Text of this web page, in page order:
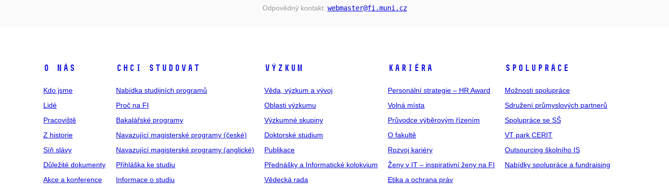
Odpovědný kontakt: webmaster@fi .muni .cz
O NÁS
Kdo jsme
Lidé
Pracoviště
Z historie
Síň slávy
Důležité dokumenty
Akce a konference
CHCI STUDOVAT
Nabídka studijních programů
Proč na FI
Bakalářské programy
Navazující magisterské programy (české)
Navazující magisterské programy (anglické)
Přihláška ke studiu
Informace o studiu
VÝZKUM
Věda, výzkum a vývoj
Oblasti výzkumu
Výzkumné skupiny
Doktorské studium
Publikace
Přednášky a Informatické kolokvium
Vědecká rada
KARIÉRA
Personální strategie – HR Award
Volná místa
Průvodce výběrovým řízením
O fakultě
Rozvoj kariéry
Ženy v IT – inspirativní ženy na FI
Etika a ochrana práv
SPOLUPRÁCE
Možnosti spolupráce
Sdružení průmyslových partnerů
Spolupráce se SŠ
VT park CERIT
Outsourcing školního IS
Nabídky spolupráce a fundraising